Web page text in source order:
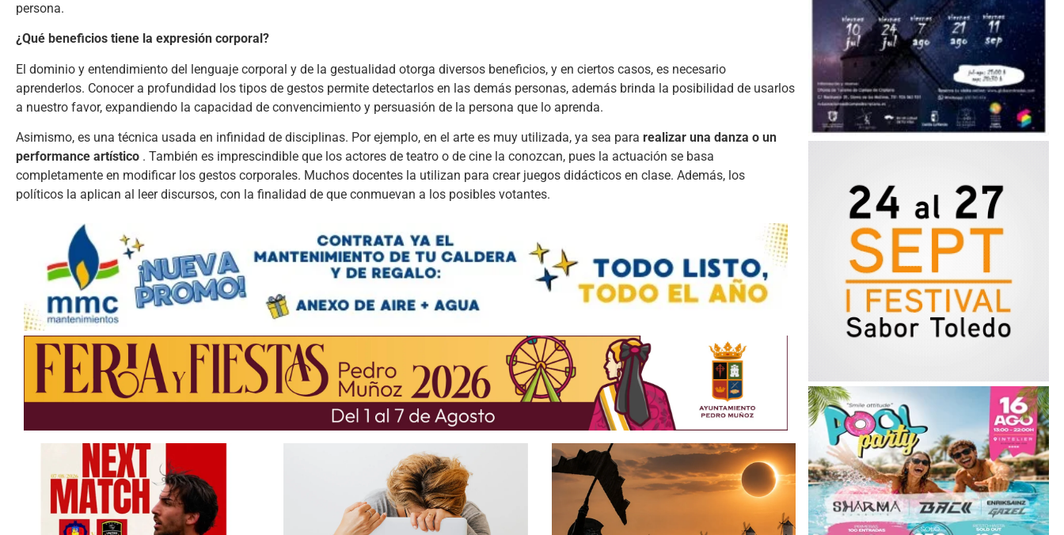
persona.
¿Qué beneficios tiene la expresión corporal?
El dominio y entendimiento del lenguaje corporal y de la gestualidad otorga diversos beneficios, y en ciertos casos, es necesario
aprenderlos. Conocer a profundidad los tipos de gestos permite detectarlos en las demás personas, además brinda la posibilidad de usarlos
a nuestro favor, expandiendo la capacidad de convencimiento y persuasión de la persona que lo aprenda.
Asimismo, es una técnica usada en infinidad de disciplinas. Por ejemplo, en el arte es muy utilizada, ya sea para realizar una danza o un
performance artístico . También es imprescindible que los actores de teatro o de cine la conozcan, pues la actuación se basa
completamente en modificar los gestos corporales. Muchos docentes la utilizan para crear juegos didácticos en clase. Además, los
políticos la aplican al leer discursos, con la finalidad de que conmuevan a los posibles votantes.